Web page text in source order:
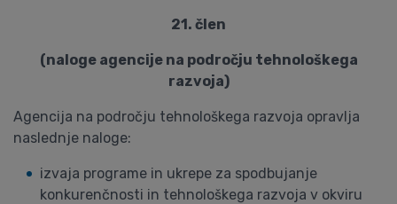
21. člen
(naloge agencije na področju tehnološkega
razvoja)
Agencija na področju tehnološkega razvoja opravlja
naslednje naloge:
izvaja programe in ukrepe za spodbujanje
konkurenčnosti in tehnološkega razvoja v okviru